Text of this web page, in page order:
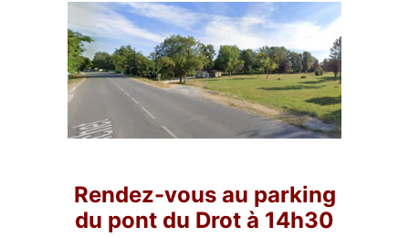
Rendez-vous au parking
du pont du Drot à 14h30